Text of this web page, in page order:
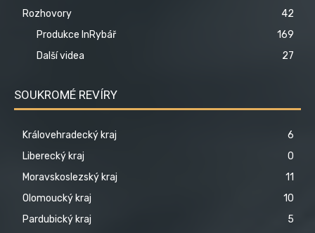
Rozhovory
42
Produkce InRybář
169
Další videa
27
SOUKROMÉ REVÍRY
Královehradecký kraj
6
Liberecký kraj
0
Moravskoslezský kraj
11
Olomoucký kraj
10
Pardubický kraj
5